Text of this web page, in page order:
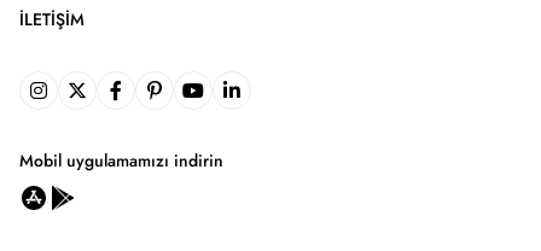
İLETIŞIM
Mobil uygulamamızı indirin